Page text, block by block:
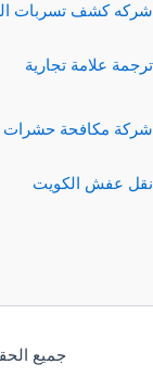
شركه كشف تسربات
ترجمة علامة تجارية
شركة مكافحة حشرات
نقل عفش الكويت
جميع